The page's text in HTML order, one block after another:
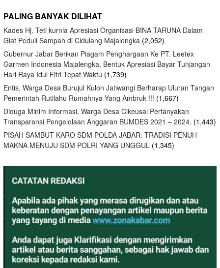
PALING BANYAK DILIHAT
Kades Hj. Teti kurnia Apresiasi Organisasi BINA TARUNA Dalam
Giat Peduli Sampah di Cidulang Majalengka (2,052)
Gubernur Jabar Berikan Piagam Penghargaan Ke PT. Leetex
Garmen Indonesia Majalengka, Bentuk Apresiasi Bayar Tunjangan
Hari Raya Idul Fitri Tepat Waktu (1,739)
Entis, Warga Desa Burujul Kulon Jatiwangi Berharap Uluran Tangan
Pemerintah Rutilahu Rumahnya Yang Ambruk !!! (1,667)
Diduga Minim Informasi, Warga Desa Cikeusal Pertanyakan
Transparansi Pengelolaan Anggaran BUMDES 2021 – 2024. (1,443)
PISAH SAMBUT KARO SDM POLDA JABAR: TRADISI PENUH
MAKNA MENUJU SDM POLRI YANG UNGGUL (1,345)